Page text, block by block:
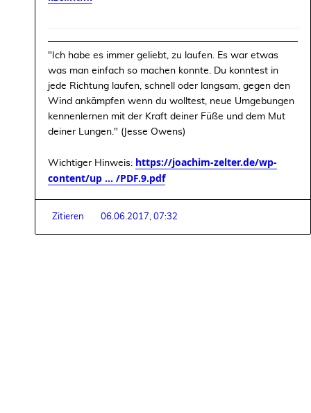
"Ich habe es immer geliebt, zu laufen. Es war etwas
was man einfach so machen konnte. Du konntest in
jede Richtung laufen, schnell oder langsam, gegen den
Wind ankämpfen wenn du wolltest, neue Umgebungen
kennenlernen mit der Kraft deiner Füße und dem Mut
deiner Lungen." (Jesse Owens)
Wichtiger Hinweis: https://joachim-zelter.de/wp-
content/up ... /PDF.9.pdf
Zitieren 06.06.2017, 07:32